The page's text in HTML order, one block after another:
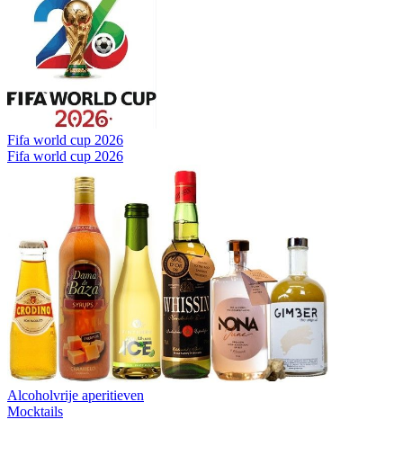
Fifa world cup 2026
Fifa world cup 2026
Alcoholvrije aperitieven
Mocktails